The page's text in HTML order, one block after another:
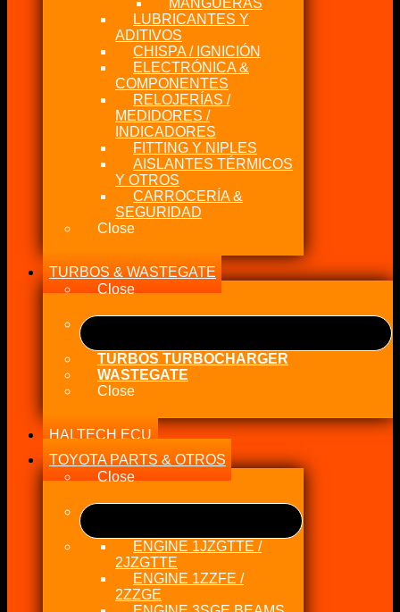
MANGUERAS
LUBRICANTES Y
ADITIVOS
CHISPA / IGNICIÓN
ELECTRÓNICA &
COMPONENTES
RELOJERÍAS /
MEDIDORES /
INDICADORES
FITTING Y NIPLES
AISLANTES TÉRMICOS
Y OTROS
CARROCERÍA &
SEGURIDAD
Close
TURBOS & WASTEGATE
Close
TURBOS TURBOCHARGER
WASTEGATE
Close
HALTECH ECU
TOYOTA PARTS & OTROS
Close
ENGINE 1JZGTTE /
2JZGTTE
ENGINE 1ZZFE /
2ZZGE